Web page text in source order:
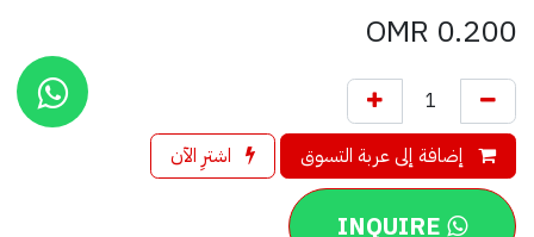
0.200
إضافة إلى عربة التسوق اشترِ الآن
INQUIRE